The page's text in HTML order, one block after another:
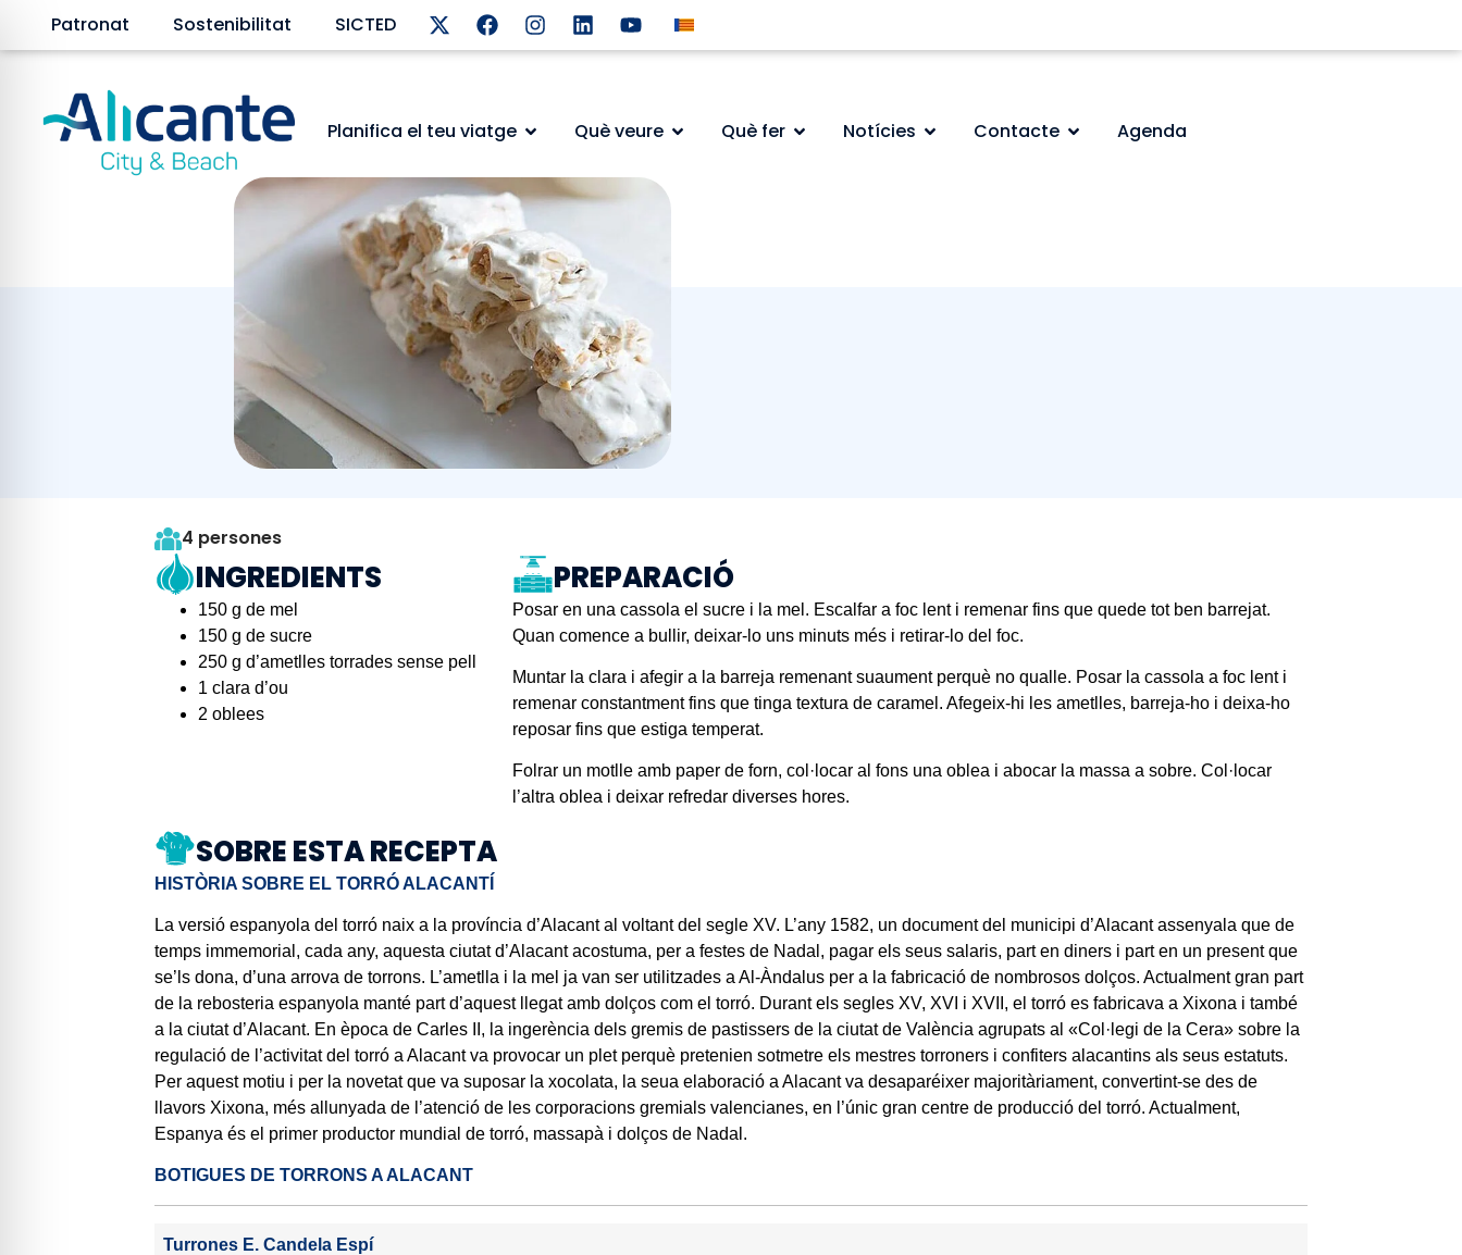
Patronat Sostenibilitat SICTED
Planifica el teu viatge Què veure Què fer Notícies Contacte Agenda
TORRÓ D’ALACANT
4 persones
INGREDIENTS
150 g de mel
150 g de sucre
250 g d’ametlles torrades sense pell
1 clara d’ou
2 oblees
PREPARACIÓ
Posar en una cassola el sucre i la mel. Escalfar a foc lent i remenar fins que quede tot ben barrejat.
Quan comence a bullir, deixar-lo uns minuts més i retirar-lo del foc.
Muntar la clara i afegir a la barreja remenant suaument perquè no qualle. Posar la cassola a foc lent i
remenar constantment fins que tinga textura de caramel. Afegeix-hi les ametlles, barreja-ho i deixa-ho
reposar fins que estiga temperat.
Folrar un motlle amb paper de forn, col·locar al fons una oblea i abocar la massa a sobre. Col·locar
l’altra oblea i deixar refredar diverses hores.
SOBRE ESTA RECEPTA
HISTÒRIA SOBRE EL TORRÓ ALACANTÍ
La versió espanyola del torró naix a la província d’Alacant al voltant del segle XV. L’any 1582, un document del municipi d’Alacant assenyala que de
temps immemorial, cada any, aquesta ciutat d’Alacant acostuma, per a festes de Nadal, pagar els seus salaris, part en diners i part en un present que
se’ls dona, d’una arrova de torrons. L’ametlla i la mel ja van ser utilitzades a Al-Àndalus per a la fabricació de nombrosos dolços. Actualment gran part
de la rebosteria espanyola manté part d’aquest llegat amb dolços com el torró. Durant els segles XV, XVI i XVII, el torró es fabricava a Xixona i també
a la ciutat d’Alacant. En època de Carles II, la ingerència dels gremis de pastissers de la ciutat de València agrupats al «Col·legi de la Cera» sobre la
regulació de l’activitat del torró a Alacant va provocar un plet perquè pretenien sotmetre els mestres torroners i confiters alacantins als seus estatuts.
Per aquest motiu i per la novetat que va suposar la xocolata, la seua elaboració a Alacant va desaparéixer majoritàriament, convertint-se des de
llavors Xixona, més allunyada de l’atenció de les corporacions gremials valencianes, en l’únic gran centre de producció del torró. Actualment,
Espanya és el primer productor mundial de torró, massapà i dolços de Nadal.
BOTIGUES DE TORRONS A ALACANT
Turrones E. Candela Espí